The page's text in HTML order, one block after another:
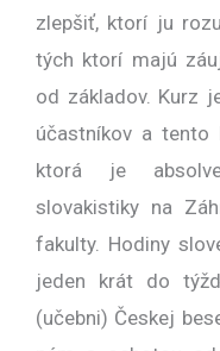
zlepšiť, ktorí ju
tých ktorí majú
od základov. Kurz
účastníkov a tento
ktorá je
slovakistiky na
fakulty. Hodiny
jeden krát do
(učebni) Českej